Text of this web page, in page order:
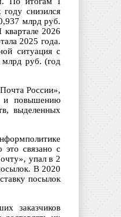
снизился
млрд руб.
2026
2025 года.
ситуация с
млрд руб. (год
России»,
и повышению
выделенных
связано с
упал в 2
В 2020
посылок
заказчиков